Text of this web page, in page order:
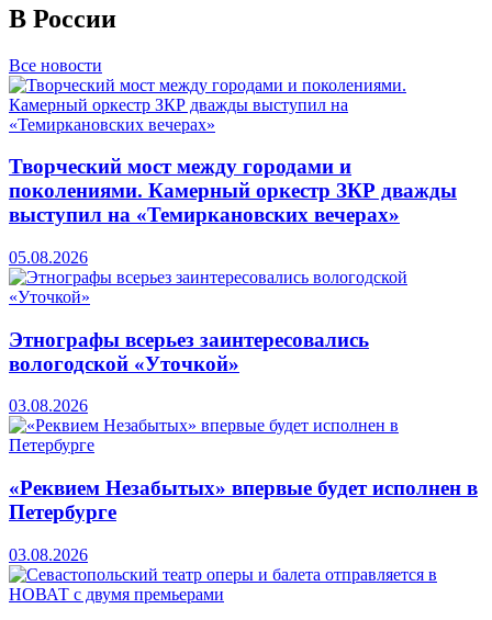
В России
Все новости
Творческий мост между городами и
поколениями. Камерный оркестр ЗКР дважды
выступил на «Темиркановских вечерах»
05.08.2026
Этнографы всерьез заинтересовались
вологодской «Уточкой»
03.08.2026
«Реквием Незабытых» впервые будет исполнен в
Петербурге
03.08.2026